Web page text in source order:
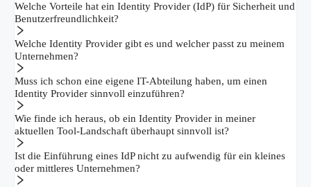
Welche Vorteile hat ein Identity Provider (IdP) für Sicherheit und
Benutzerfreundlichkeit?
Welche Identity Provider gibt es und welcher passt zu meinem
Unternehmen?
Muss ich schon eine eigene IT-Abteilung haben, um einen
Identity Provider sinnvoll einzuführen?
Wie finde ich heraus, ob ein Identity Provider in meiner
aktuellen Tool-Landschaft überhaupt sinnvoll ist?
Ist die Einführung eines IdP nicht zu aufwendig für ein kleines
oder mittleres Unternehmen?